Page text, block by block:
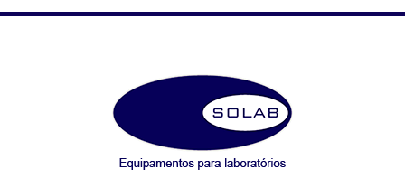
Agitador Proveta - 120 Provas - Análise de Solo (SL-99/120)
Agitador Proveta - 6 Provas - Análise de Solo (SL-99/6)
AGITADORES MAGNÉTICOS